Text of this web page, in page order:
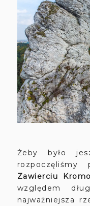
Żeby było
rozpoczęliśmy
Zawierciu
względem
najważniejsza